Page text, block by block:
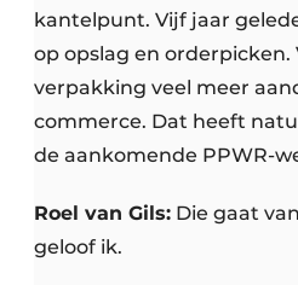
kantelpunt. Vijf jaar
op opslag en
verpakking veel meer
commerce. Dat heeft
de aankomende PPWR-
Roel van Gils: Die gaat
geloof ik.